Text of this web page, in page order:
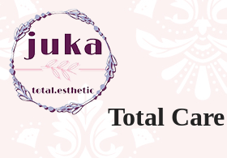
Total